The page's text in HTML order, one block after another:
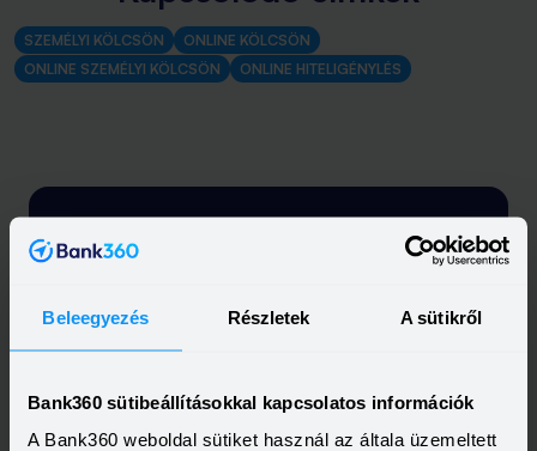
Beleegyezés Részletek A sütikről
Bank360 sütibeállításokkal kapcsolatos információk
A Bank360 weboldal sütiket használ az általa üzemeltett
SZEMÉLYI KÖLCSÖN
ONLINE KÖLCSÖN
ONLINE SZEMÉLYI KÖLCSÖN
ONLINE HITELIGÉNYLÉS
A legfrissebb újdonságok -
egyenesen a postaládádba!
Elolvastam és elfogadom a Bank360
Csoport Adatkezelési szabályzatát